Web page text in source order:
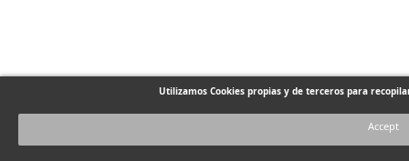
Utilizamos Cookies propias y de terceros para
Accept